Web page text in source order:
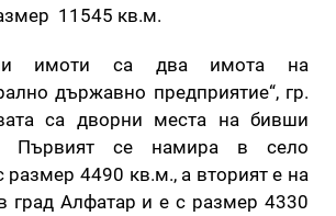
11545 кв.м.
имоти са два имота на
държавно предприятие“, гр.
са дворни места на бивши
Първият се намира в село
размер 4490 кв.м., а вторият е на
град Алфатар и е с размер 4330